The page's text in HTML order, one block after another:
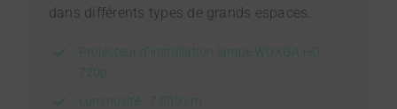
dans différents types de grands espaces.
Projecteur d’installation lampe WUXGA HD
720p
Luminosité : 7 500 Lm